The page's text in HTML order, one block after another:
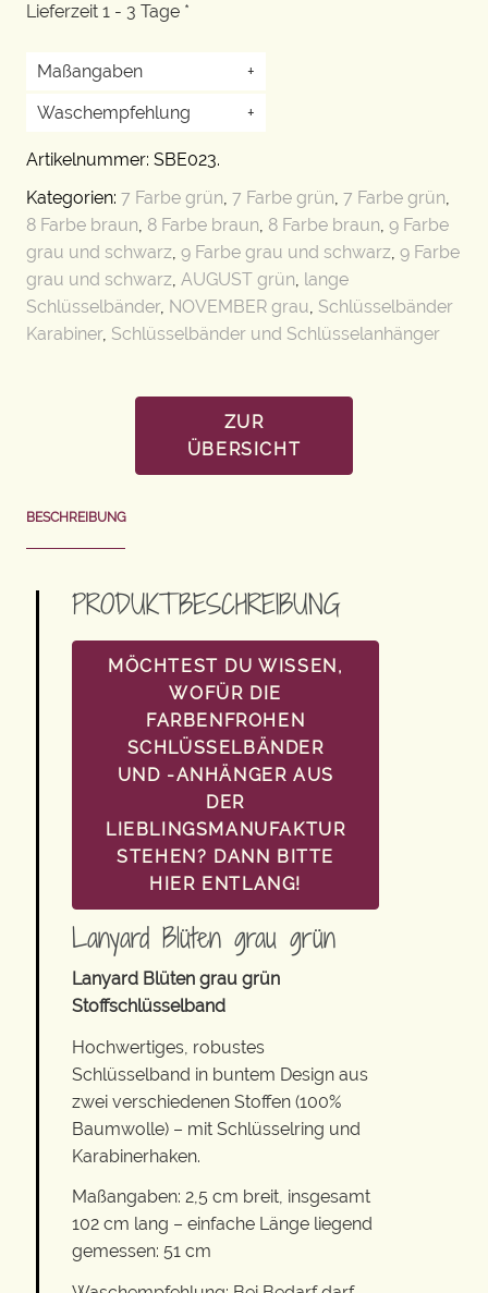
Lieferzeit 1 - 3 Tage *
Maßangaben
+
Waschempfehlung
+
Artikelnummer: SBE023.
Kategorien: 7 Farbe grün, 7 Farbe grün, 7 Farbe grün,
8 Farbe braun, 8 Farbe braun, 8 Farbe braun, 9 Farbe
grau und schwarz, 9 Farbe grau und schwarz, 9 Farbe
grau und schwarz, AUGUST grün, lange
Schlüsselbänder, NOVEMBER grau, Schlüsselbänder
Karabiner, Schlüsselbänder und Schlüsselanhänger
ZUR
ÜBERSICHT
BESCHREIBUNG
PRODUKTBESCHREIBUNG
MÖCHTEST DU WISSEN,
WOFÜR DIE
FARBENFROHEN
SCHLÜSSELBÄNDER
UND -ANHÄNGER AUS
DER
LIEBLINGSMANUFAKTUR
STEHEN? DANN BITTE
HIER ENTLANG!
Lanyard Blüten grau grün
Lanyard Blüten grau grün
Stoffschlüsselband
Hochwertiges, robustes
Schlüsselband in buntem Design aus
zwei verschiedenen Stoffen (100%
Baumwolle) – mit Schlüsselring und
Karabinerhaken.
Maßangaben: 2,5 cm breit, insgesamt
102 cm lang – einfache Länge liegend
gemessen: 51 cm